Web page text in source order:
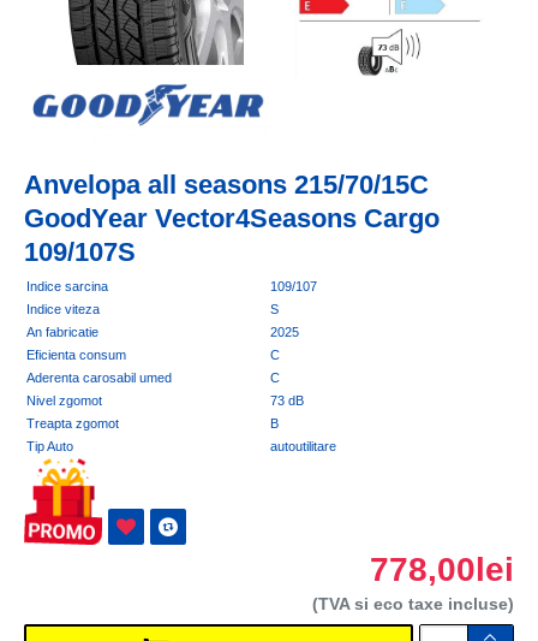
Anvelopa all seasons 215/70/15C
GoodYear Vector4Seasons Cargo
109/107S
Indice sarcina
109/107
Indice viteza
S
An fabricatie
2025
Eficienta consum
C
Aderenta carosabil umed
C
Nivel zgomot
73 dB
Treapta zgomot
B
Tip Auto
autoutilitare
778,00lei
(TVA si eco taxe incluse)